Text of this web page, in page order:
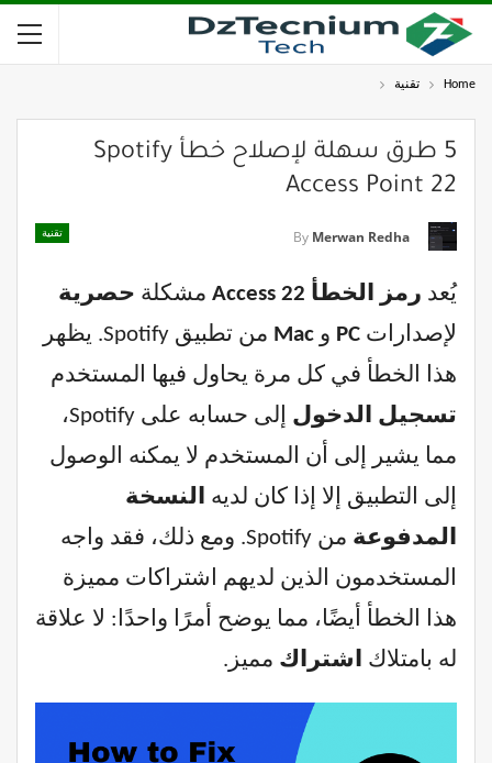
Home تقنية
5 طرق سهلة لإصلاح خطأ Spotify
Access Point 22
تقنية By Merwan Redha
يُعد رمز الخطأ Access 22 مشكلة حصرية
لإصدارات PC و Mac
من تطبيق Spotify. يظهر
هذا الخطأ في كل مرة يحاول فيها المستخدم
تسجيل الدخول
إلى حسابه على Spotify،
مما يشير إلى أن المستخدم لا يمكنه الوصول
إلى التطبيق إلا إذا كان لديه
النسخة
المدفوعة
من Spotify. ومع ذلك، فقد واجه
المستخدمون الذين لديهم اشتراكات مميزة
هذا الخطأ أيضًا، مما يوضح أمرًا واحدًا: لا علاقة
له بامتلاك
اشتراك مميز.